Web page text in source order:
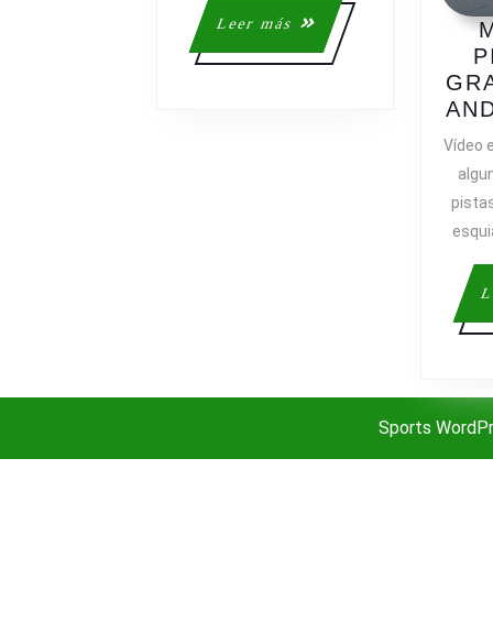
HOKA
ONE
CLIFTON
Leer más
Leer
más
Vídeo
Sports